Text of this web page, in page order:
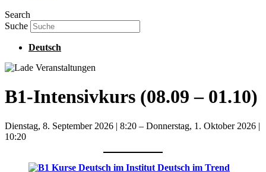
Search
Suche
Deutsch
B1-Intensivkurs (08.09 – 01.10)
Dienstag, 8. September 2026 | 8:20 – Donnerstag, 1. Oktober 2026 |
10:20